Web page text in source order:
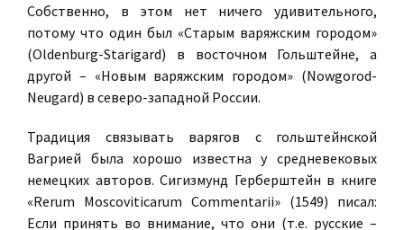
Собственно, в этом нет ничего удивительного,
потому что один был «Старым варяжским городом»
(Oldenburg-Starigard) в восточном Гольштейне, а
другой – «Новым варяжским городом» (Nowgorod-
Neugard) в северо-западной России.
Традиция связывать варягов с гольштейнской
Вагрией была хорошо известна у средневековых
немецких авторов. Сигизмунд Герберштейн в книге
«Rerum Moscoviticarum Commentarii» (1549) писал:
Если принять во внимание, что они (т.е. русские –